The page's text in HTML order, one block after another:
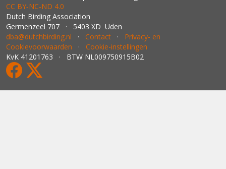
CC BY‑NC‑ND 4.0
Dutch Birding Association
Germenzeel 707 · 5403 XD Uden
dba@dutchbirding.nl · Contact · Privacy- en
Cookievoorwaarden · Cookie-instellingen
KvK 41201763 · BTW NL009750915B02